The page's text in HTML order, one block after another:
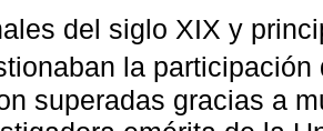
del siglo XIX y
la
superadas gracias a